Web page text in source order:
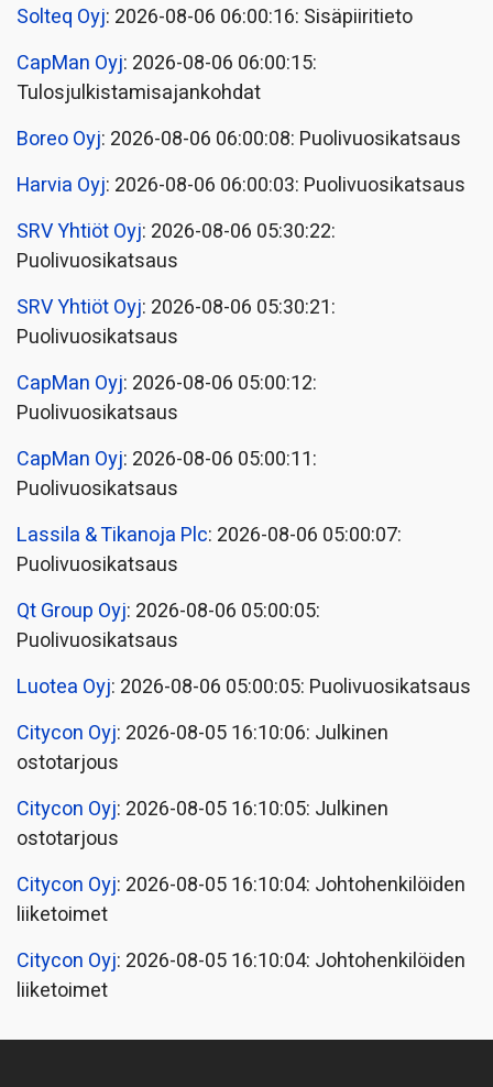
Solteq Oyj: 2026-08-06 06:00:16: Sisäpiiritieto
CapMan Oyj: 2026-08-06 06:00:15:
Tulosjulkistamisajankohdat
Boreo Oyj: 2026-08-06 06:00:08: Puolivuosikatsaus
Harvia Oyj: 2026-08-06 06:00:03: Puolivuosikatsaus
SRV Yhtiöt Oyj: 2026-08-06 05:30:22:
Puolivuosikatsaus
SRV Yhtiöt Oyj: 2026-08-06 05:30:21:
Puolivuosikatsaus
CapMan Oyj: 2026-08-06 05:00:12:
Puolivuosikatsaus
CapMan Oyj: 2026-08-06 05:00:11:
Puolivuosikatsaus
Lassila & Tikanoja Plc: 2026-08-06 05:00:07:
Puolivuosikatsaus
Qt Group Oyj: 2026-08-06 05:00:05:
Puolivuosikatsaus
Luotea Oyj: 2026-08-06 05:00:05: Puolivuosikatsaus
Citycon Oyj: 2026-08-05 16:10:06: Julkinen
ostotarjous
Citycon Oyj: 2026-08-05 16:10:05: Julkinen
ostotarjous
Citycon Oyj: 2026-08-05 16:10:04: Johtohenkilöiden
liiketoimet
Citycon Oyj: 2026-08-05 16:10:04: Johtohenkilöiden
liiketoimet